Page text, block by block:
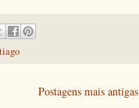
Postagens mais antigas